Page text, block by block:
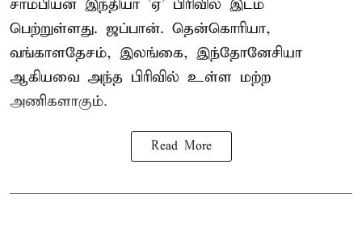
சாம்பியன் இந்தியா 'ஏ' பிரிவில் இடம்
பெற்றுள்ளது. ஜப்பான். தென்கொரியா,
வங்காளதேசம், இலங்கை, இந்தோனேசியா
ஆகியவை அந்த பிரிவில் உள்ள மற்ற
அணிகளாகும்.
Read More